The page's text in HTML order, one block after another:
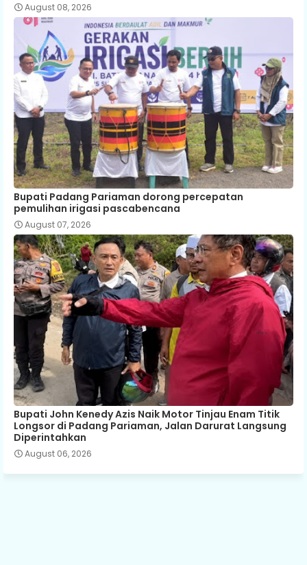
August 08, 2026
Bupati Padang Pariaman dorong percepatan
pemulihan irigasi pascabencana
August 07, 2026
Bupati John Kenedy Azis Naik Motor Tinjau Enam Titik
Longsor di Padang Pariaman, Jalan Darurat Langsung
Diperintahkan
August 06, 2026